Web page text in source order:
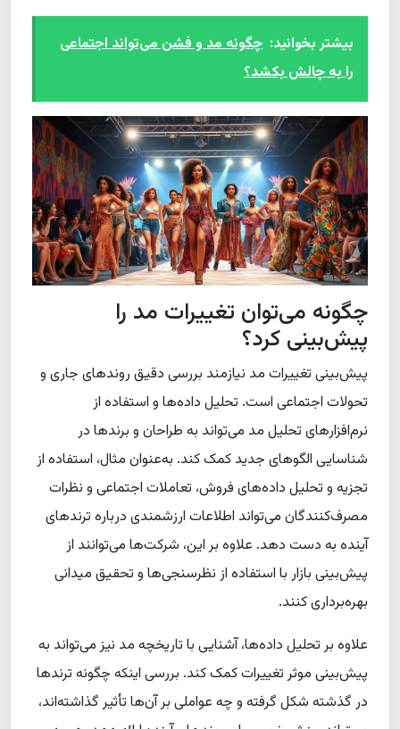
بیشتر بخوانید: چگونه مد و فشن می‌تواند اجتماعی
را به چالش بکشد؟
چگونه می‌توان تغییرات مد را
پیش‌بینی کرد؟
پیش‌بینی تغییرات مد نیازمند بررسی دقیق روندهای جاری و
تحولات اجتماعی است. تحلیل داده‌ها و استفاده از
نرم‌افزارهای تحلیل مد می‌تواند به طراحان و برندها در
شناسایی الگوهای جدید کمک کند. به‌عنوان مثال، استفاده از
تجزیه و تحلیل داده‌های فروش، تعاملات اجتماعی و نظرات
مصرف‌کنندگان می‌تواند اطلاعات ارزشمندی درباره ترندهای
آینده به دست دهد. علاوه بر این، شرکت‌ها می‌توانند از
پیش‌بینی بازار با استفاده از نظرسنجی‌ها و تحقیق میدانی
بهره‌برداری کنند.
علاوه بر تحلیل داده‌ها، آشنایی با تاریخچه مد نیز می‌تواند به
پیش‌بینی موثر تغییرات کمک کند. بررسی اینکه چگونه ترندها
در گذشته شکل گرفته و چه عواملی بر آن‌ها تأثیر گذاشته‌اند،